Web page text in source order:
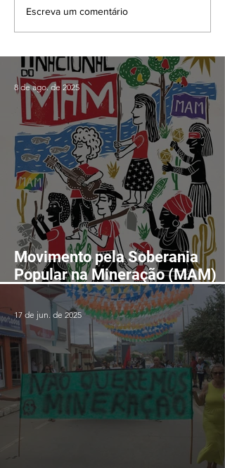
Escreva um comentário
Movimento pela Soberania
Popular na Mineração (MAM)
realizará II Encontro Nacional
em Fortaleza-CE entre os dias
24 e 28 de agosto
8 de ago. de 2025
17 de jun. de 2025